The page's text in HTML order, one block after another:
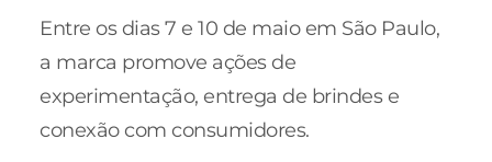
Entre os dias 7 e 10 de maio em São Paulo,
a marca promove ações de
experimentação, entrega de brindes e
conexão com consumidores.